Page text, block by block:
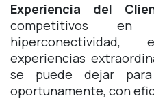
Experiencia del
competitivos
experiencias
se puede dejar
oportunamente, con